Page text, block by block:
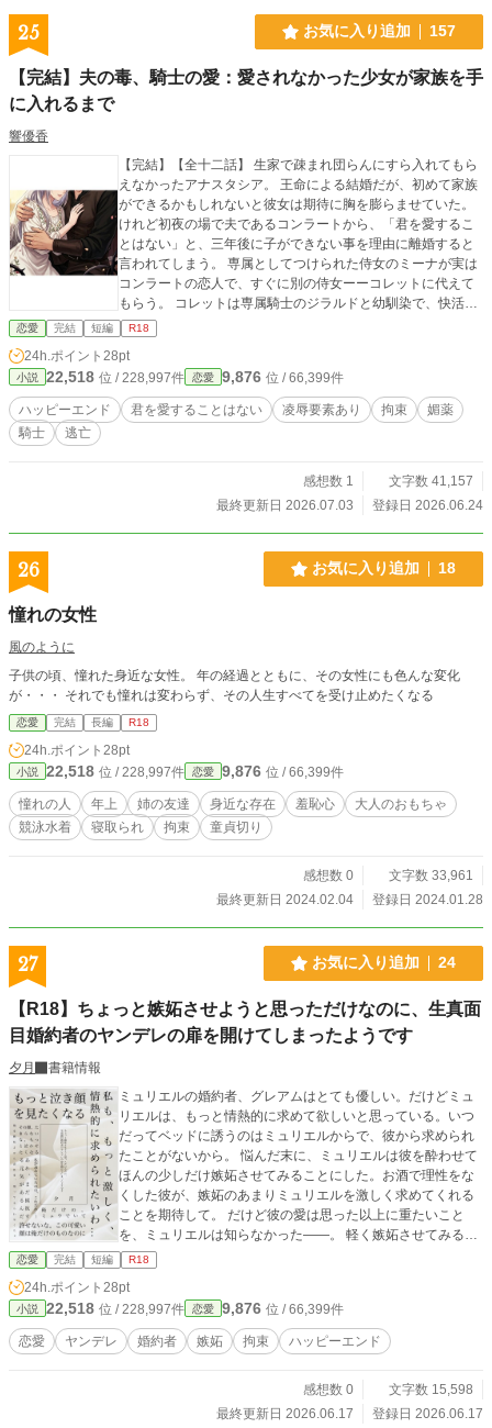
25 お気に入り追加 157
【完結】夫の毒、騎士の愛：愛されなかった少女が家族を手
に入れるまで
響優香
【完結】【全十二話】 生家で疎まれ団らんにすら入れてもら
えなかったアナスタシア。 王命による結婚だが、初めて家族
ができるかもしれないと彼女は期待に胸を膨らませていた。
けれど初夜の場で夫であるコンラートから、「君を愛するこ
とはない」と、三年後に子ができない事を理由に離婚すると
言われてしまう。 専属としてつけられた侍女のミーナが実は
コンラートの恋人で、すぐに別の侍女ーーコレットに代えて
もらう。 コレットは専属騎士のジラルドと幼馴染で、快活な
コレットと真面目で不器用なジラルドと共に、穏やかな毎日
を送る。 コンラートと出席した夜会でのこと。 年嵩の貴族か
ら貰った菓子に媚薬が入っていることに気づかずアナスタシ
アの分まで食べてしまったコンラートが、目の前にいる美し
いアナスタシアを無視できるはずもなく……。 家族を渇望し
ていたアナスタシアが、愛する家族を手に入れるまでのお話
恋愛 完結 短編 R18
24h.ポイント 28pt
小説 22,518 位 / 228,997件 恋愛 9,876 位 / 66,399件
ハッピーエンド 君を愛することはない 凌辱要素あり 拘束
媚薬
騎士
逃亡
感想数 1
文字数 41,157
最終更新日 2026.07.03
登録日 2026.06.24
26 お気に入り追加 18
憧れの女性
風のように
子供の頃、憧れた身近な女性。 年の経過とともに、その女性にも色んな変化
が・・・ それでも憧れは変わらず、その人生すべてを受け止めたくなる
恋愛 完結 長編 R18
24h.ポイント 28pt
小説 22,518 位 / 228,997件 恋愛 9,876 位 / 66,399件
憧れの人 年上 姉の友達 身近な存在 羞恥心
大人のおもちゃ
競泳水着
寝取られ 拘束 童貞切り
感想数 0
文字数 33,961
最終更新日 2024.02.04
登録日 2024.01.28
27 お気に入り追加 24
【R18】ちょっと嫉妬させようと思っただけなのに、生真面
目婚約者のヤンデレの扉を開けてしまったようです
夕月
書籍情報
ミュリエルの婚約者、グレアムはとても優しい。だけどミュ
リエルは、もっと情熱的に求めて欲しいと思っている。いつ
だってベッドに誘うのはミュリエルからで、彼から求められ
たことがないから。 悩んだ末に、ミュリエルは彼を酔わせて
ほんの少しだけ嫉妬させてみることにした。お酒で理性をな
くした彼が、嫉妬のあまりミュリエルを激しく求めてくれる
ことを期待して。 だけど彼の愛は思った以上に重たいこと
を、ミュリエルは知らなかった——。 軽く嫉妬させてみるつ
もりが、彼のヤンデレの扉を開けてしまった話。
恋愛 完結 短編 R18
24h.ポイント 28pt
小説 22,518 位 / 228,997件 恋愛 9,876 位 / 66,399件
恋愛 ヤンデレ 婚約者 嫉妬 拘束 ハッピーエンド
感想数 0
文字数 15,598
最終更新日 2026.06.17
登録日 2026.06.17